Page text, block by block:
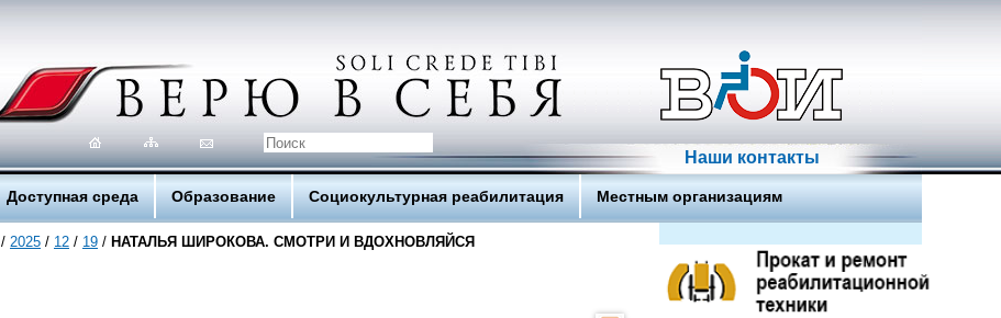
Наши контакты
Доступная среда Образование Социокультурная реабилитация Местным организациям
/ 2025 / 12 / 19 / НАТАЛЬЯ ШИРОКОВА. СМОТРИ И ВДОХНОВЛЯЙСЯ